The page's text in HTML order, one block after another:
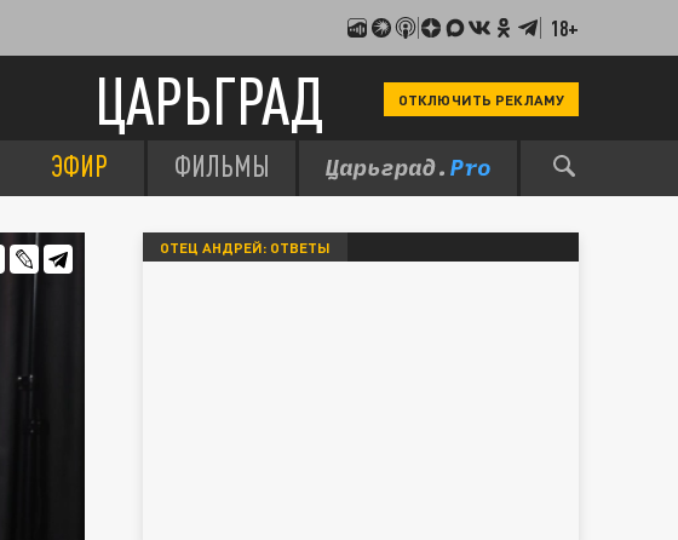
18+
ЦАРЬГРАД ОТКЛЮЧИТЬ РЕКЛАМУ
ЭФИР ФИЛЬМЫ
ОТЕЦ АНДРЕЙ: ОТВЕТЫ